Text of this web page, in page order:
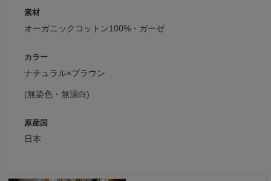
素材
オーガニックコットン100%・ガーゼ
カラー
ナチュラル×ブラウン
(無染色・無漂白)
原産国
日本